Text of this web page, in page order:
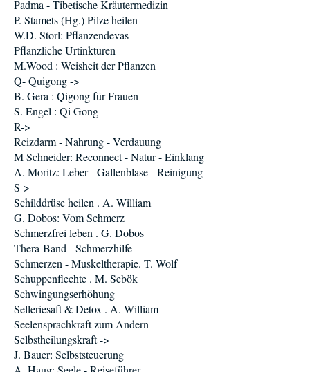
Padma - Tibetische Kräutermedizin
P. Stamets (Hg.) Pilze heilen
W.D. Storl: Pflanzendevas
Pflanzliche Urtinkturen
M.Wood : Weisheit der Pflanzen
Q- Quigong ->
B. Gera : Qigong für Frauen
S. Engel : Qi Gong
R->
Reizdarm - Nahrung - Verdauung
M Schneider: Reconnect - Natur - Einklang
A. Moritz: Leber - Gallenblase - Reinigung
S->
Schilddrüse heilen . A. William
G. Dobos: Vom Schmerz
Schmerzfrei leben . G. Dobos
Thera-Band - Schmerzhilfe
Schmerzen - Muskeltherapie. T. Wolf
Schuppenflechte . M. Sebök
Schwingungserhöhung
Selleriesaft & Detox . A. William
Seelensprachkraft zum Andern
Selbstheilungskraft ->
J. Bauer: Selbststeuerung